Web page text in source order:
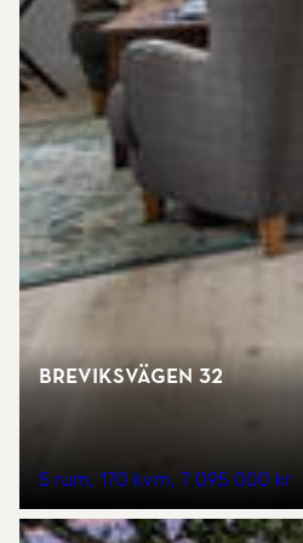
Breviksvägen 32
5 rum 170 kvm 7 095 000 kr